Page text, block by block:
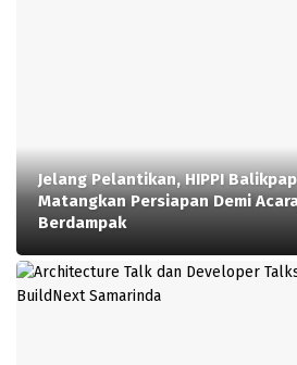
Jelang Pelantikan, HIPPI
Matangkan Persiapan Demi
Berdampak